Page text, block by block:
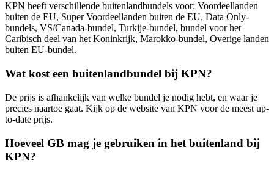
KPN heeft verschillende buitenlandbundels voor: Voordeellanden
buiten de EU, Super Voordeellanden buiten de EU, Data Only-
bundels, VS/Canada-bundel, Turkije-bundel, bundel voor het
Caribisch deel van het Koninkrijk, Marokko-bundel, Overige landen
buiten EU-bundel.
Wat kost een buitenlandbundel bij KPN?
De prijs is afhankelijk van welke bundel je nodig hebt, en waar je
precies naartoe gaat. Kijk op de website van KPN voor de meest up-
to-date prijs.
Hoeveel GB mag je gebruiken in het buitenland bij
KPN?